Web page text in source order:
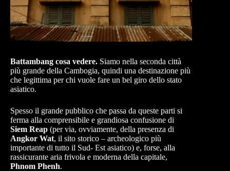
Battambang cosa vedere. Siamo nella seconda città
più grande della Cambogia, quindi una destinazione più
che legittima per chi vuole fare un bel giro dello stato
asiatico.
Spesso il grande pubblico che passa da queste parti si
ferma alla comprensibile e grandiosa confusione di
Siem Reap (per via, ovviamente, della presenza di
Angkor Wat, il sito storico – archeologico più
importante di tutto il Sud- Est asiatico) e, forse, alla
rassicurante aria frivola e moderna della capitale,
Phnom Phenh.